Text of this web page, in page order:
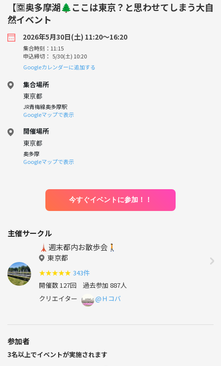
【🈳奥多摩湖🌲ここは東京？と思わせてしまう大自
然イベント
2026年5月30日(土) 11:20〜16:20
集合時刻：11:15
申込締切： 5/30(土) 10:20
Googleカレンダーに追加する
集合場所
東京都
JR青梅線奥多摩駅
Googleマップで表示
開催場所
東京都
奥多摩
Googleマップで表示
今すぐイベントに参加！！
主催サークル
🗼週末都内お散歩会🚶
東京都
★★★★★ 343件
開催数 127回 過去参加 887人
クリエイター
@Ｈコバ
参加者
3名以上でイベントが実施されます